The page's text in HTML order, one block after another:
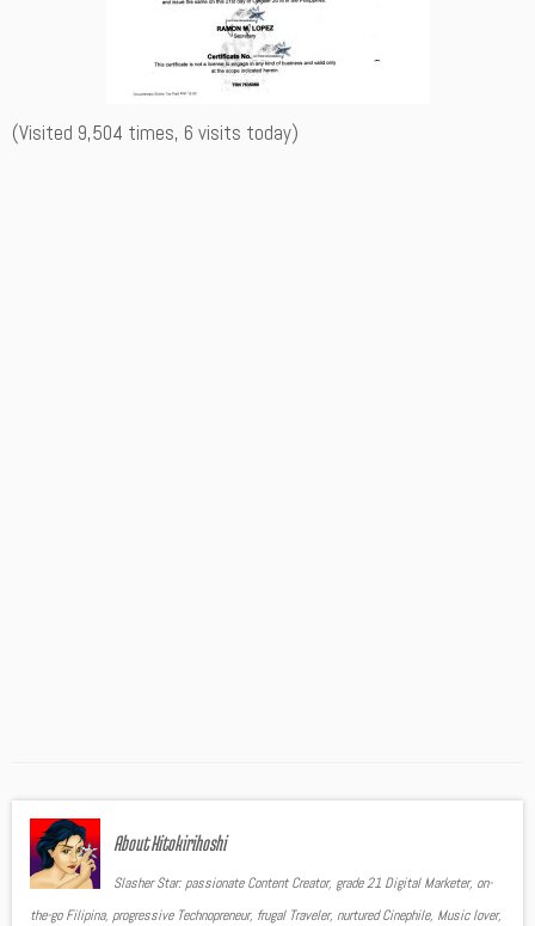
(Visited 9,504 times, 6 visits today)
About Hitokirihoshi
Slasher Star: passionate Content Creator, grade 21 Digital Marketer, on-
the-go Filipina, progressive Technopreneur, frugal Traveler, nurtured Cinephile, Music lover,